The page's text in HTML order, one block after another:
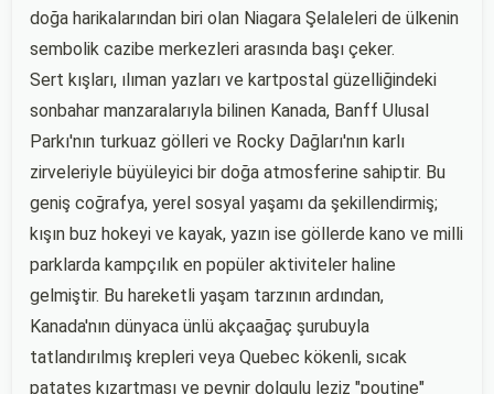
doğa harikalarından biri olan Niagara Şelaleleri de ülkenin
sembolik cazibe merkezleri arasında başı çeker.
Sert kışları, ılıman yazları ve kartpostal güzelliğindeki
sonbahar manzaralarıyla bilinen Kanada, Banff Ulusal
Parkı'nın turkuaz gölleri ve Rocky Dağları'nın karlı
zirveleriyle büyüleyici bir doğa atmosferine sahiptir. Bu
geniş coğrafya, yerel sosyal yaşamı da şekillendirmiş;
kışın buz hokeyi ve kayak, yazın ise göllerde kano ve milli
parklarda kampçılık en popüler aktiviteler haline
gelmiştir. Bu hareketli yaşam tarzının ardından,
Kanada'nın dünyaca ünlü akçaağaç şurubuyla
tatlandırılmış krepleri veya Quebec kökenli, sıcak
patates kızartması ve peynir dolgulu leziz "poutine"